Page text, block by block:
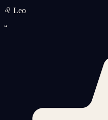
♌ Leo
“